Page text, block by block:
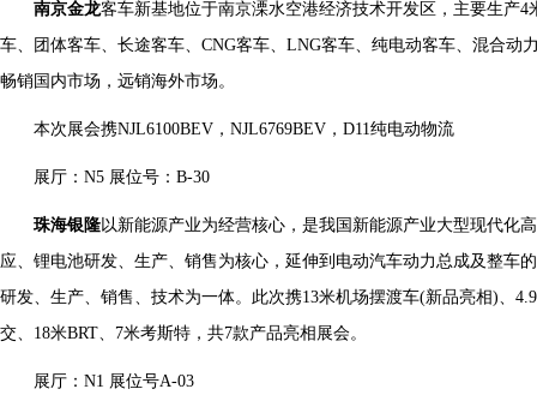
南京金龙客车新基地位于南京溧水空港经济技术开发区，主要生产
车、团体客车、长途客车、CNG客车、LNG客车、纯电动客车、混合动
畅销国内市场，远销海外市场。
本次展会携NJL6100BEV，NJL6769BEV，D11纯电动物流
展厅：N5 展位号：B-30
珠海银隆以新能源产业为经营核心，是我国新能源产业大型现代化
应、锂电池研发、生产、销售为核心，延伸到电动汽车动力总成及整车
研发、生产、销售、技术为一体。此次携13米机场摆渡车(新品亮相)、
交、18米BRT、7米考斯特，共7款产品亮相展会。
展厅：N1 展位号A-03